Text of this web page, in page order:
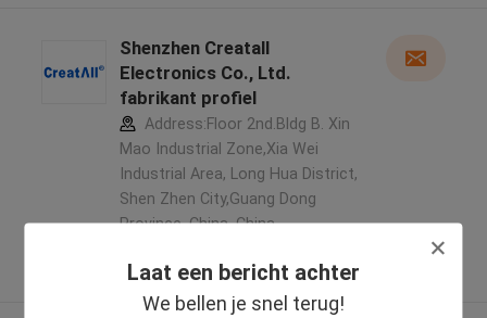
Laat een bericht achter
We bellen je snel terug!
Shenzhen Creatall
Electronics Co., Ltd.
fabrikant profiel
Address:Floor 2nd.Bldg B. Xin
Mao Industrial Zone,Xia Wei
Industrial Area, Long Hua District,
Shen Zhen City,Guang Dong
Province. China ,China
Geverifieerde Leverancier